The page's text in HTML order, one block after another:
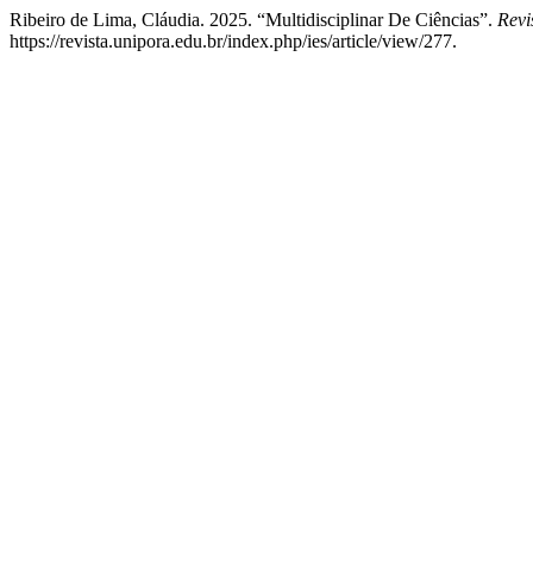
Ribeiro de Lima, Cláudia. 2025. “Multidisciplinar De Ciências”.
https://revista.unipora.edu.br/index.php/ies/article/view/277.